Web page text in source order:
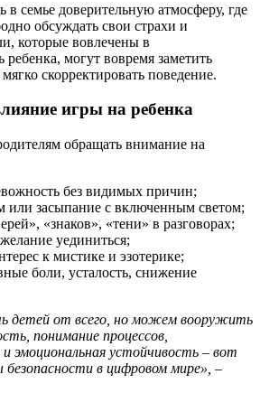
в семье доверительную атмосферу, где
обсуждать свои страхи и
которые вовлечены в
могут вовремя заметить
скорректировать поведение.
игры на ребенка
обращать внимание на
без видимых причин;
или засыпание с включенным светом;
«знаков», «тени» в разговорах;
уединиться;
к мистике и эзотерике;
боли, усталость, снижение
детей от всего, но можем вооружить
понимание процессов,
и эмоциональная устойчивость – вот
в цифровом мире», –